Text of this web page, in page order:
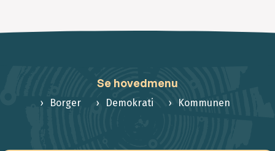
Se hovedmenu
Borger Demokrati Kommunen